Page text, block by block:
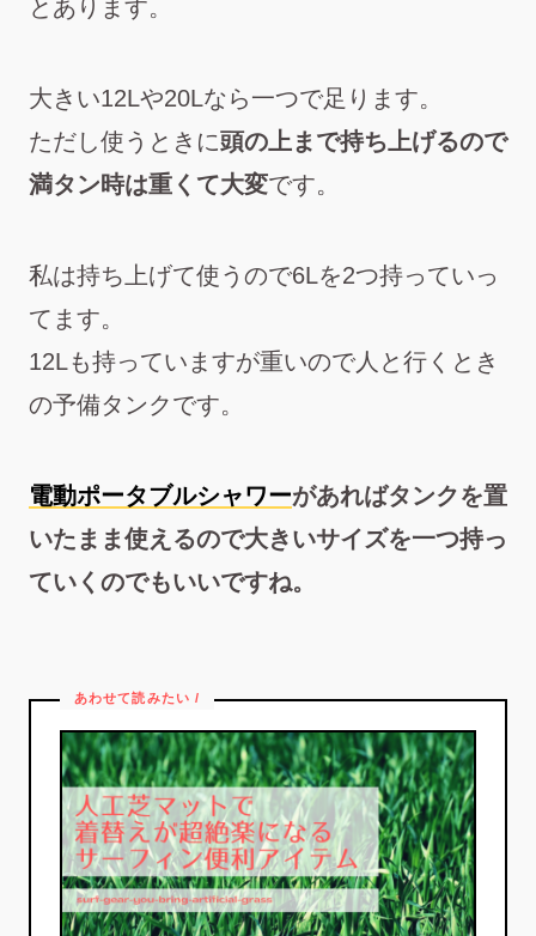
とあります。
大きい12Lや20Lなら一つで足ります。
ただし使うときに頭の上まで持ち上げるので
満タン時は重くて大変です。
私は持ち上げて使うので6Lを2つ持っていっ
てます。
12Lも持っていますが重いので人と行くとき
の予備タンクです。
電動ポータブルシャワーがあればタンクを置
いたまま使えるので大きいサイズを一つ持っ
ていくのでもいいですね。